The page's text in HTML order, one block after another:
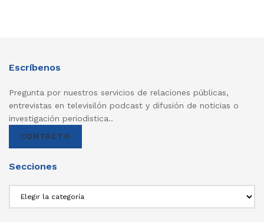
Escríbenos
Pregunta por nuestros servicios de relaciones públicas,
entrevistas en televisilón podcast y difusión de noticias o
investigación periodistica..
CONTACTO
Secciones